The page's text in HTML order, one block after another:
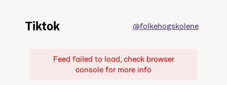
Tiktok @folkehogskolene
Feed failed to load, check browser
console for more info